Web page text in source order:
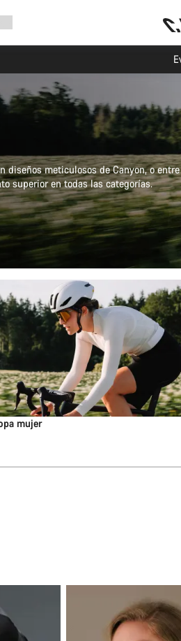
Ahorra
diseños meticulosos de Canyon, o
superior en todas las categorías.
mujer